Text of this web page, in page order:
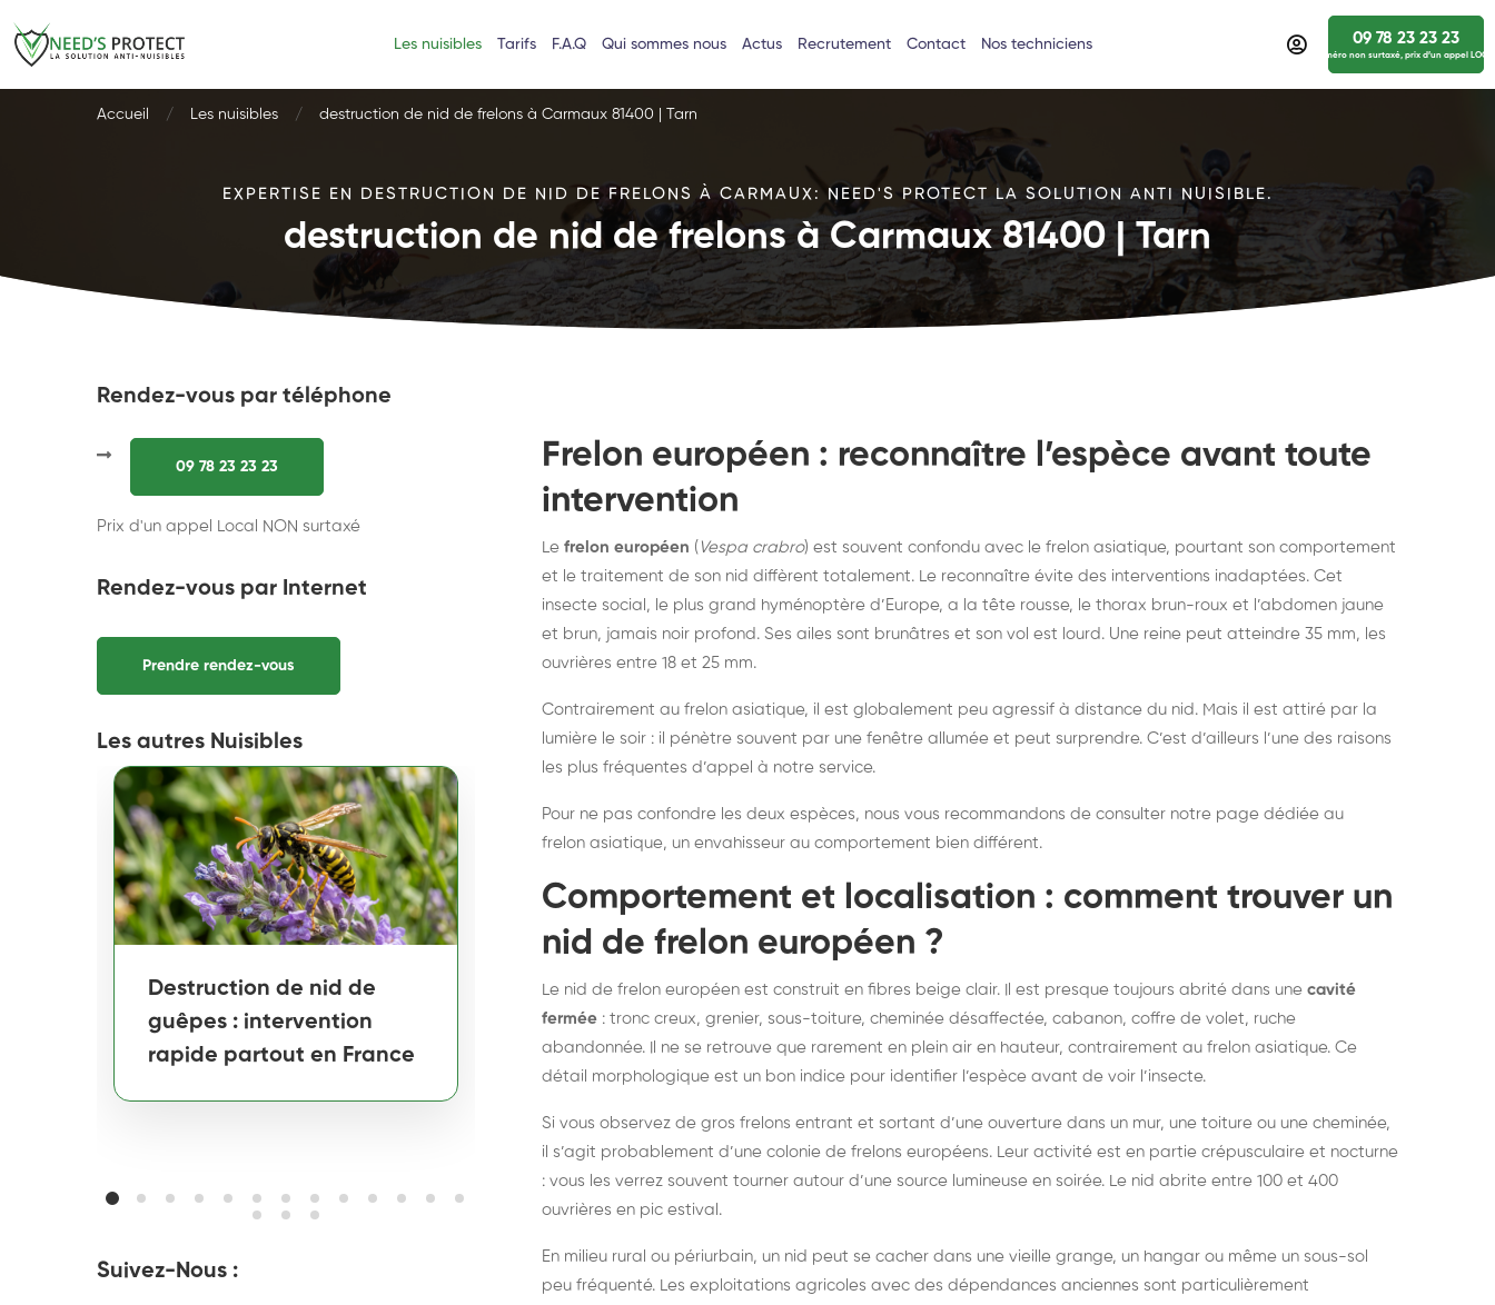
Les nuisibles Tarifs F.A.Q Qui sommes nous Actus Recrutement Contact Nos techniciens 09 78 23 23 23
numéro non surtaxé, prix d’un appel
Accueil Les nuisibles destruction de nid de frelons à Carmaux 81400 | Tarn
EXPERTISE EN DESTRUCTION DE NID DE FRELONS À CARMAUX: NEED'S PROTECT LA SOLUTION ANTI NUISIBLE.
destruction de nid de frelons à Carmaux 81400 | Tarn
Rendez-vous par téléphone
09 78 23 23 23
Prix d'un appel Local NON surtaxé
Rendez-vous par Internet
Prendre rendez-vous
Les autres Nuisibles
Destruction de nid de
guêpes : intervention
rapide partout en France
Destruction de nid de
frelons : intervention
rapide partout en France
Destruction de nid de
frelons asiatiques :
intervention partout en
France
Suivez-Nous :
Frelon européen : reconnaître l’espèce avant toute
intervention
Le frelon européen ( Vespa crabro) est souvent confondu avec le frelon asiatique, pourtant son comportement
et le traitement de son nid diffèrent totalement. Le reconnaître évite des interventions inadaptées. Cet
insecte social, le plus grand hyménoptère d’Europe, a la tête rousse, le thorax brun-roux et l’abdomen jaune
et brun, jamais noir profond. Ses ailes sont brunâtres et son vol est lourd. Une reine peut atteindre 35 mm, les
ouvrières entre 18 et 25 mm.
Contrairement au frelon asiatique, il est globalement peu agressif à distance du nid. Mais il est attiré par la
lumière le soir : il pénètre souvent par une fenêtre allumée et peut surprendre. C’est d’ailleurs l’une des raisons
les plus fréquentes d’appel à notre service.
Pour ne pas confondre les deux espèces, nous vous recommandons de consulter notre page dédiée au
frelon asiatique, un envahisseur au comportement bien différent.
Comportement et localisation : comment trouver un
nid de frelon européen ?
Le nid de frelon européen est construit en fibres beige clair. Il est presque toujours abrité dans une cavité
fermée : tronc creux, grenier, sous-toiture, cheminée désaffectée, cabanon, coffre de volet, ruche
abandonnée. Il ne se retrouve que rarement en plein air en hauteur, contrairement au frelon asiatique. Ce
détail morphologique est un bon indice pour identifier l’espèce avant de voir l’insecte.
Si vous observez de gros frelons entrant et sortant d’une ouverture dans un mur, une toiture ou une cheminée,
il s’agit probablement d’une colonie de frelons européens. Leur activité est en partie crépusculaire et nocturne
: vous les verrez souvent tourner autour d’une source lumineuse en soirée. Le nid abrite entre 100 et 400
ouvrières en pic estival.
En milieu rural ou périurbain, un nid peut se cacher dans une vieille grange, un hangar ou même un sous-sol
peu fréquenté. Les exploitations agricoles avec des dépendances anciennes sont particulièrement